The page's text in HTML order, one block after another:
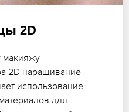
2D
макияжу
2D наращивание
использование
для